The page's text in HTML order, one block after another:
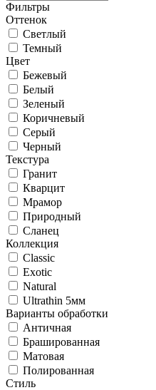
Фильтры
Оттенок
Светлый
Темный
Цвет
Бежевый
Белый
Зеленый
Коричневый
Серый
Черный
Текстура
Гранит
Кварцит
Мрамор
Природный
Сланец
Коллекция
Classic
Exotic
Natural
Ultrathin 5мм
Варианты обработки
Античная
Брашированная
Матовая
Полированная
Стиль